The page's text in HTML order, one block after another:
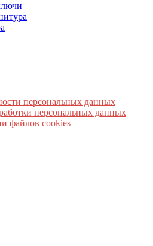
персональных данных
персональных данных
файлов cookies